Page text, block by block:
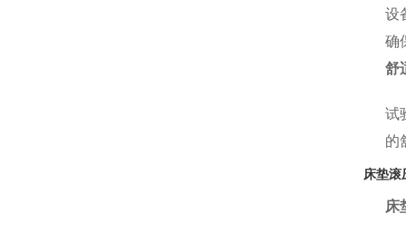
设
确
舒
试
的
床垫滚
床